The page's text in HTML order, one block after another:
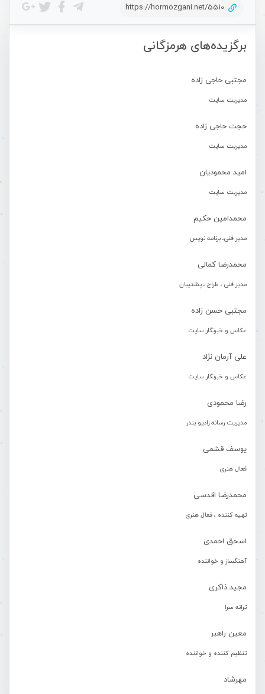
برگزیده‌های هرمزگانی
مجتبی حاجی زاده
مدیریت سایت
حجت حاجی زاده
مدیریت سایت
امید محمودیان
مدیریت سایت
محمدامین حکیم
مدیر فنی، برنامه نویس
محمدرضا کمالی
مدیر فنی ، طراح ، پشتیبان
مجتبی حسن زاده
عکاس و خبرنگار سایت
علی آرمان نژاد
عکاس و خبرنگار سایت
رضا محمودی
مدیریت رسانه رادیو بندر
یوسف قشمی
فعال هنری
محمدرضا اقدسی
تهیه کننده ، فعال هنری
اسحق احمدی
آهنگساز و خواننده
مجید ذاکری
ترانه سرا
معین راهبر
تنظیم کننده و خواننده
مهرشاد
https://hormozgani.net/5510